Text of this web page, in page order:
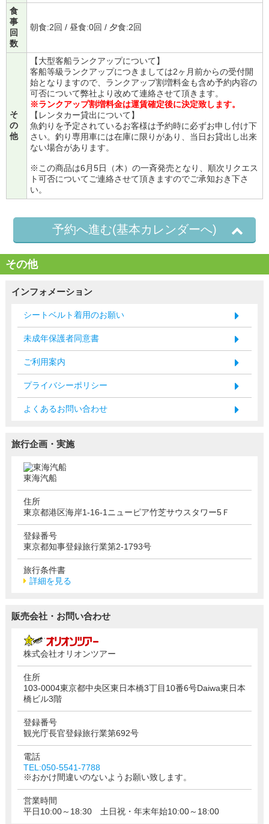
食
事
回
数
朝食:2回 / 昼食:0回 / 夕食:2回
そ
の
他
【大型客船ランクアップについて】
客船等級ランクアップにつきましては2ヶ月前からの受付開
始となりますので、ランクアップ割増料金も含め予約内容の
可否について弊社より改めて連絡させて頂きます。
※ランクアップ割増料金は運賃確定後に決定致します。
【レンタカー貸出について】
魚釣りを予定されているお客様は予約時に必ずお申し付け下
さい。釣り専用車には在庫に限りがあり、当日お貸出し出来
ない場合があります。
※この商品は6月5日（木）の一斉発売となり、順次リクエス
ト可否についてご連絡させて頂きますのでご承知おき下さ
い。
予約へ進む(基本カレンダーへ)
その他
インフォメーション
シートベルト着用のお願い
未成年保護者同意書
ご利用案内
プライバシーポリシー
よくあるお問い合わせ
旅行企画・実施
東海汽船
住所
東京都港区海岸1-16-1ニューピア竹芝サウスタワー5Ｆ
登録番号
東京都知事登録旅行業第2-1793号
旅行条件書
詳細を見る
販売会社・お問い合わせ
株式会社オリオンツアー
住所
103-0004東京都中央区東日本橋3丁目10番6号Daiwa東日本
橋ビル3階
登録番号
観光庁長官登録旅行業第692号
電話
TEL:050-5541-7788
※おかけ間違いのないようお願い致します。
営業時間
平日10:00～18:30 土日祝・年末年始10:00～18:00